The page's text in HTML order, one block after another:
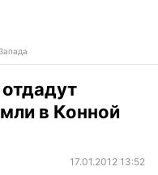
в Конной
17.01.2012 13:52